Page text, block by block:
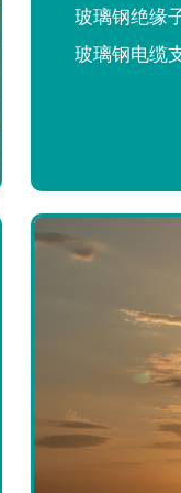
玻璃钢绝缘
玻璃钢电缆